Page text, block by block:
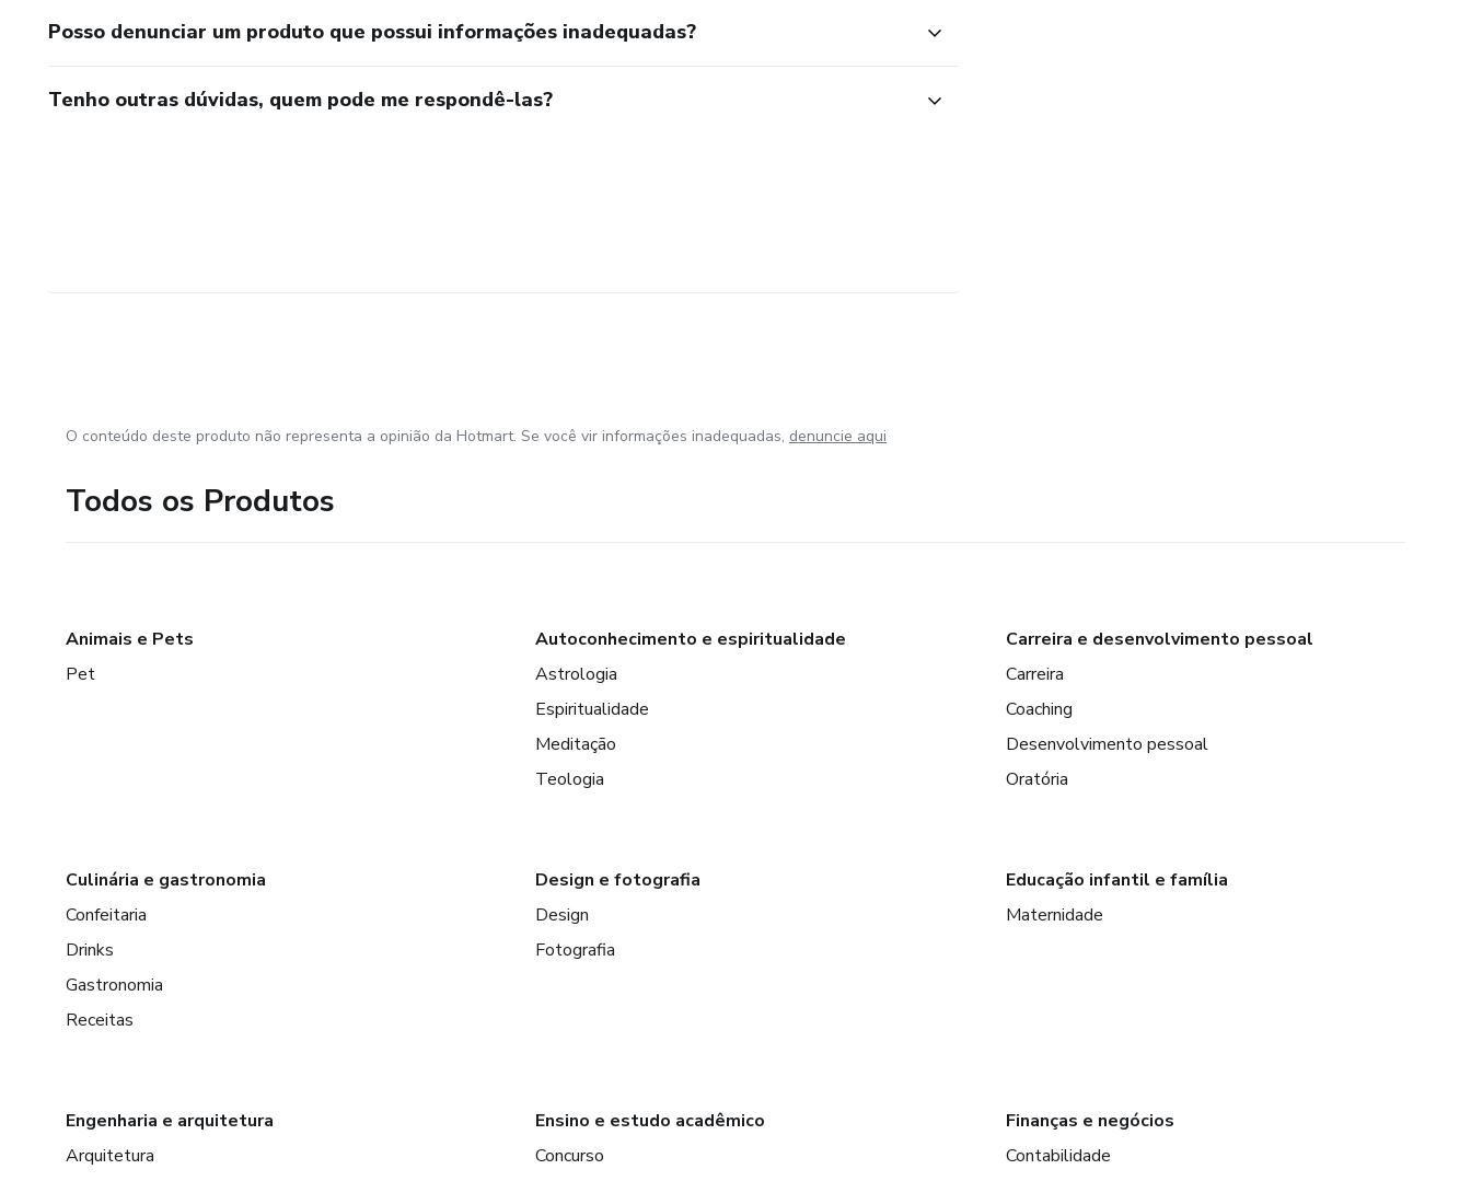
Posso denunciar um produto que possui informações inadequadas?
Tenho outras dúvidas, quem pode me respondê-las?
O conteúdo deste produto não representa a opinião da Hotmart. Se você vir informações inadequadas, denuncie aqui
Todos os Produtos
Animais e Pets
Pet
Autoconhecimento e espiritualidade
Astrologia
Espiritualidade
Meditação
Teologia
Carreira e desenvolvimento pessoal
Carreira
Coaching
Desenvolvimento pessoal
Oratória
Culinária e gastronomia
Confeitaria
Drinks
Gastronomia
Receitas
Design e fotografia
Design
Fotografia
Educação infantil e família
Maternidade
Engenharia e arquitetura
Arquitetura
Ensino e estudo acadêmico
Concurso
Finanças e negócios
Contabilidade